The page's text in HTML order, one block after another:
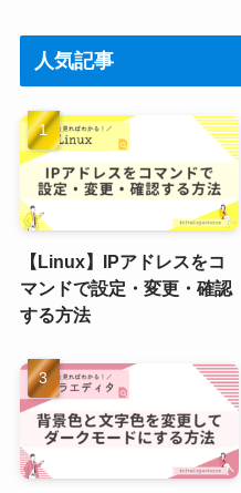
人気記事
【Linux】IPアドレスをコ
マンドで設定・変更・確認
する方法